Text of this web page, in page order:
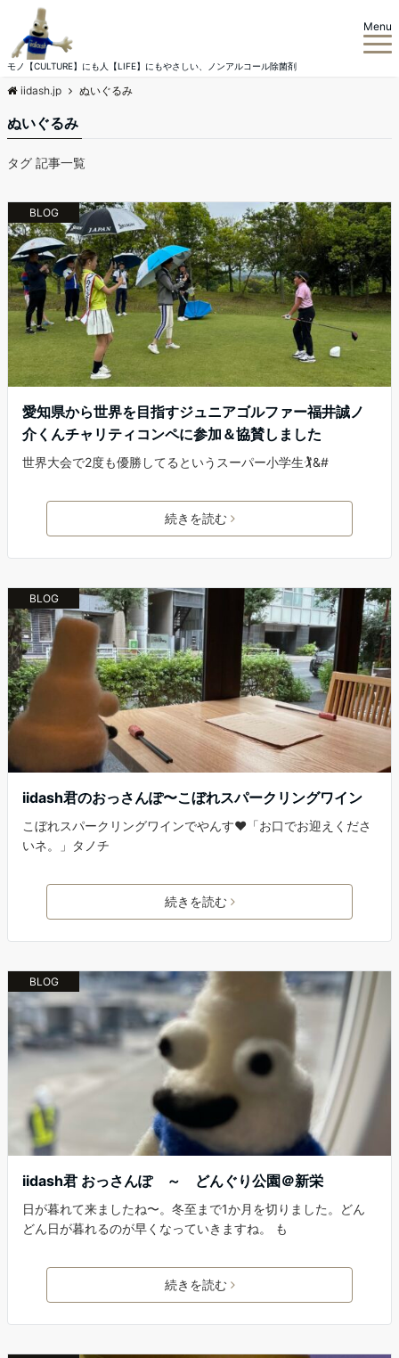
モノ【CULTURE】にも人【LIFE】にもやさしい、ノンアルコール除菌剤
Menu
iidash.jp ぬいぐるみ
ぬいぐるみ
タグ 記事一覧
BLOG
愛知県から世界を目指すジュニアゴルファー福井誠ノ
介くんチャリティコンペに参加＆協賛しました
世界大会で2度も優勝してるというスーパー小学生🏌️‍&#
続きを読む
BLOG
iidash君のおっさんぽ〜こぼれスパークリングワイン
こぼれスパークリングワインでやんす❤️「お口でお迎えくださ
いネ。」タノチ
続きを読む
BLOG
iidash君 おっさんぽ ～ どんぐり公園＠新栄
日が暮れて来ましたね〜。冬至まで1か月を切りました。どん
どん日が暮れるのが早くなっていきますね。 も
続きを読む